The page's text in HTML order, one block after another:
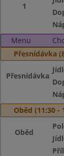
1
Menu
Přesnídávka
Přesnídávka
Oběd (11:30 -
Oběd